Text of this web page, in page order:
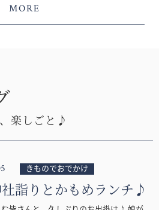
MORE
楽しごと♪
きものでおでかけ
詣りとかもめランチ♪